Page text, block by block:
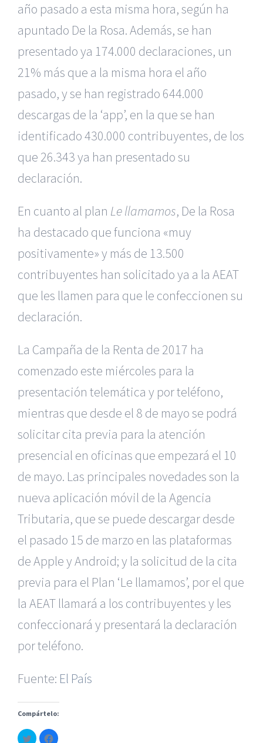
año pasado a esta misma hora, según ha
apuntado De la Rosa. Además, se han
presentado ya 174.000 declaraciones, un
21% más que a la misma hora el año
pasado, y se han registrado 644.000
descargas de la ‘app’, en la que se han
identificado 430.000 contribuyentes, de los
que 26.343 ya han presentado su
declaración.
En cuanto al plan Le llamamos, De la Rosa
ha destacado que funciona «muy
positivamente» y más de 13.500
contribuyentes han solicitado ya a la AEAT
que les llamen para que le confeccionen su
declaración.
La Campaña de la Renta de 2017 ha
comenzado este miércoles para la
presentación telemática y por teléfono,
mientras que desde el 8 de mayo se podrá
solicitar cita previa para la atención
presencial en oficinas que empezará el 10
de mayo. Las principales novedades son la
nueva aplicación móvil de la Agencia
Tributaria, que se puede descargar desde
el pasado 15 de marzo en las plataformas
de Apple y Android; y la solicitud de la cita
previa para el Plan ‘Le llamamos’, por el que
la AEAT llamará a los contribuyentes y les
confeccionará y presentará la declaración
por teléfono.
Fuente: El País
Compártelo:
Haz Haz
| Reclamación de Accidentes en Alicante|Reclamación
de Accidentes en Madrid|BGD Abogados Madrid|GM
|Formación para Abogados
|Hacer Contrato De
© Copyright 2010 -